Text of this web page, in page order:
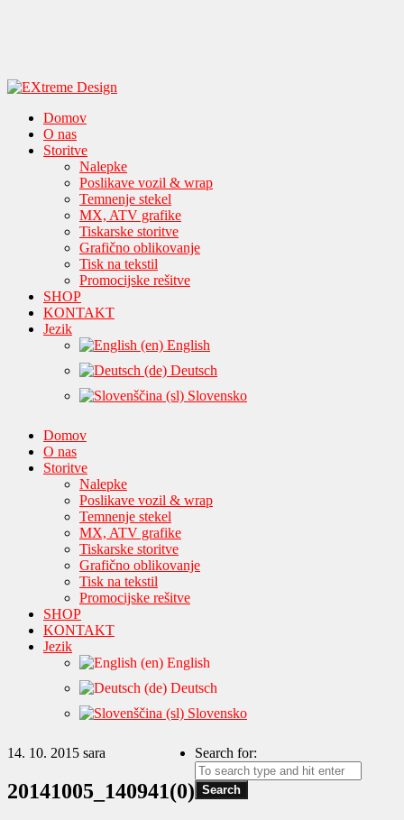
Domov
O nas
Storitve
Nalepke
Poslikave vozil & wrap
Temnenje stekel
MX, ATV grafike
Tiskarske storitve
Grafično oblikovanje
Tisk na tekstil
Promocijske rešitve
SHOP
KONTAKT
Jezik
English
Deutsch
Slovensko
Domov
O nas
Storitve
Nalepke
Poslikave vozil & wrap
Temnenje stekel
MX, ATV grafike
Tiskarske storitve
Grafično oblikovanje
Tisk na tekstil
Promocijske rešitve
SHOP
KONTAKT
Jezik
English
Deutsch
Slovensko
14. 10. 2015 sara
20141005_140941(0)
Search for: